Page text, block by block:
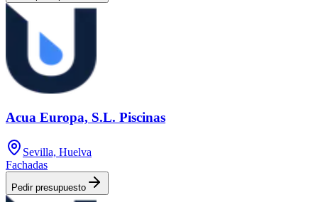
Acua Europa, S.L. Piscinas
Sevilla, Huelva
Fachadas
Pedir presupuesto